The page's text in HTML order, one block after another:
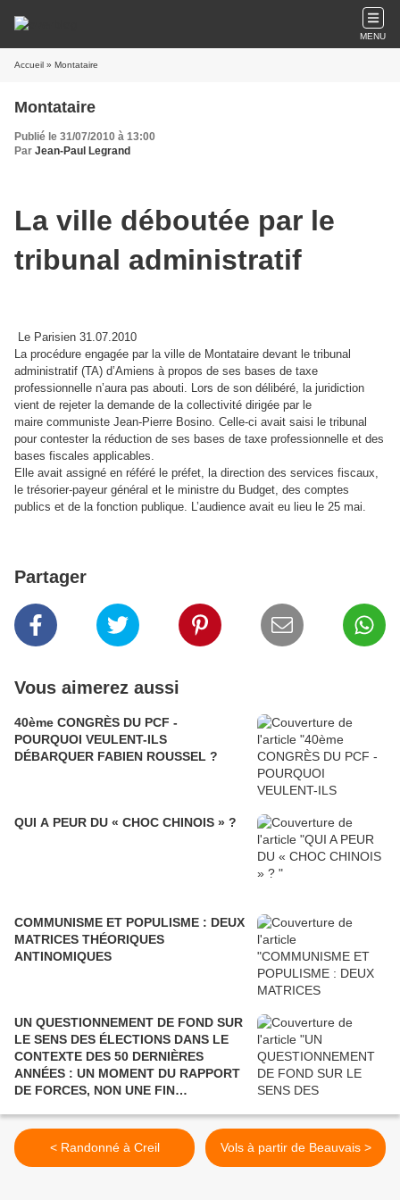
MENU
Accueil » Montataire
Montataire
Publié le 31/07/2010 à 13:00
Par Jean-Paul Legrand
La ville déboutée par le
tribunal administratif
Le Parisien 31.07.2010
La procédure engagée par la ville de Montataire devant le tribunal
administratif (TA) d’Amiens à propos de ses bases de taxe
professionnelle n’aura pas abouti. Lors de son délibéré, la juridiction
vient de rejeter la demande de la collectivité dirigée par le
maire communiste Jean-Pierre Bosino. Celle-ci avait saisi le tribunal
pour contester la réduction de ses bases de taxe professionnelle et des
bases fiscales applicables.
Elle avait assigné en référé le préfet, la direction des services fiscaux,
le trésorier-payeur général et le ministre du Budget, des comptes
publics et de la fonction publique. L’audience avait eu lieu le 25 mai.
Partager
Vous aimerez aussi
40ème CONGRÈS DU PCF -
POURQUOI VEULENT-ILS
DÉBARQUER FABIEN ROUSSEL ?
QUI A PEUR DU « CHOC CHINOIS » ?
COMMUNISME ET POPULISME : DEUX
MATRICES THÉORIQUES
ANTINOMIQUES
UN QUESTIONNEMENT DE FOND SUR
LE SENS DES ÉLECTIONS DANS LE
CONTEXTE DES 50 DERNIÈRES
ANNÉES : UN MOMENT DU RAPPORT
DE FORCES, NON UNE FIN
< Randonné à Creil Vols à partir de Beauvais >